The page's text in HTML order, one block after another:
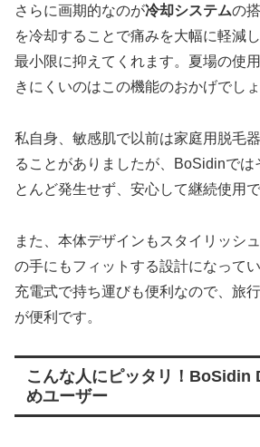
さらに画期的なのが冷却システムの
を冷却することで痛みを大幅に軽減
最小限に抑えてくれます。夏場の使
きにくいのはこの機能のおかげでしょ
私自身、敏感肌で以前は家庭用脱毛
ることがありましたが、BoSidinでは
とんど発生せず、安心して継続使用で
また、本体デザインもスタイリッシ
の手にもフィットする設計になって
充電式で持ち運びも便利なので、旅
が便利です。
こんな人にピッタリ！BoSidin
めユーザー